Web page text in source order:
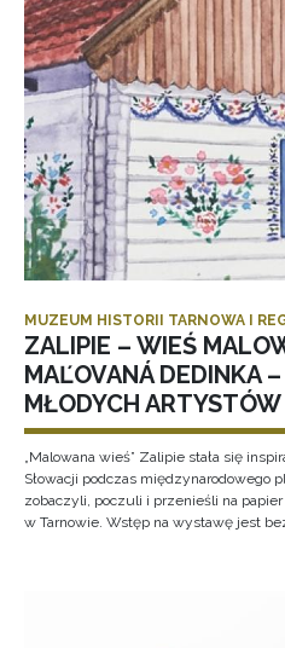
MUZEUM HISTORII TARNOWA I
ZALIPIE – WIEŚ
MAĽOVANÁ DEDINKA
MŁODYCH ARTYSTÓW
„Malowana wieś” Zalipie stała się
Słowacji podczas międzynarodowego
zobaczyli, poczuli i przenieśli na papier
w Tarnowie. Wstęp na wystawę jest